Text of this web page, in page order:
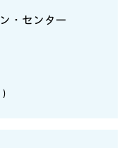
・センター